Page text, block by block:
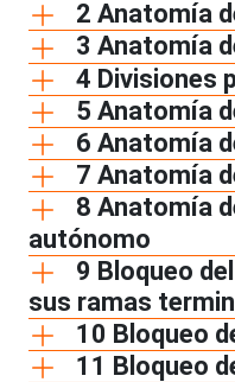
2 Anatomía
3 Anatomía
4 Divisiones
5 Anatomía
6 Anatomía
7 Anatomía
8 Anatomía
autónomo
9 Bloqueo
sus ramas
10 Bloqueo
11 Bloqueo